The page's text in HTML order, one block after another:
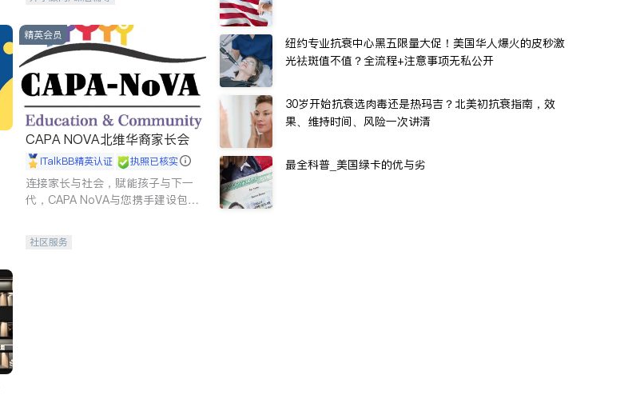
精英会员
CAPA NOVA北维华裔家长会
iTalkBB精英认证 执照已核实
连接家长与社会，赋能孩子与下一
代，CAPA NoVA与您携手建设包
社区服务
纽约专业抗衰中心黑五限量大促！美国华人爆火的皮秒激
光祛斑值不值？全流程+注意事项无私公开
30岁开始抗衰选肉毒还是热玛吉？北美初抗衰指南，效
果、维持时间、风险一次讲清
最全科普_美国绿卡的优与劣